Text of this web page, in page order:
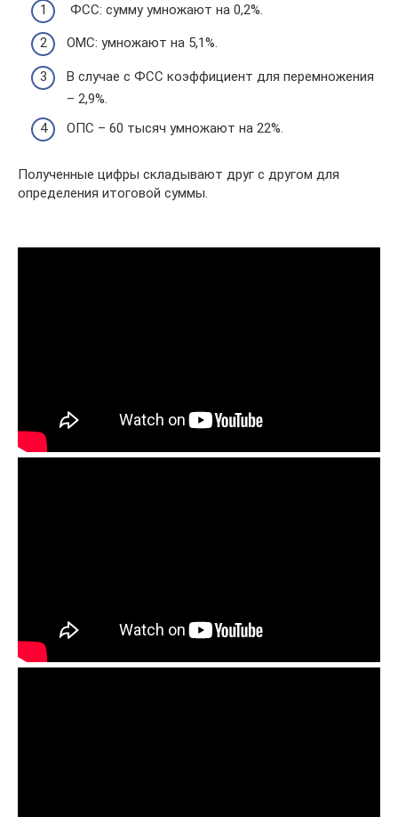
ФСС: сумму умножают на 0,2%.
ОМС: умножают на 5,1%.
В случае с ФСС коэффициент для перемножения
– 2,9%.
ОПС – 60 тысяч умножают на 22%.
Полученные цифры складывают друг с другом для
определения итоговой суммы.